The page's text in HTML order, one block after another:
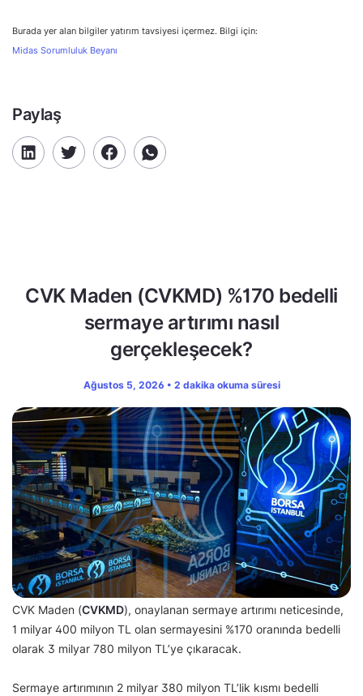
Burada yer alan bilgiler yatırım tavsiyesi içermez. Bilgi için:
Midas Sorumluluk Beyanı
Paylaş
CVK Maden (CVKMD) %170 bedelli
sermaye artırımı nasıl
gerçekleşecek?
Ağustos 5, 2026 • 2 dakika okuma süresi
CVK Maden (CVKMD), onaylanan sermaye artırımı neticesinde,
1 milyar 400 milyon TL olan sermayesini %170 oranında bedelli
olarak 3 milyar 780 milyon TL’ye çıkaracak.
Sermaye artırımının 2 milyar 380 milyon TL’lik kısmı bedelli